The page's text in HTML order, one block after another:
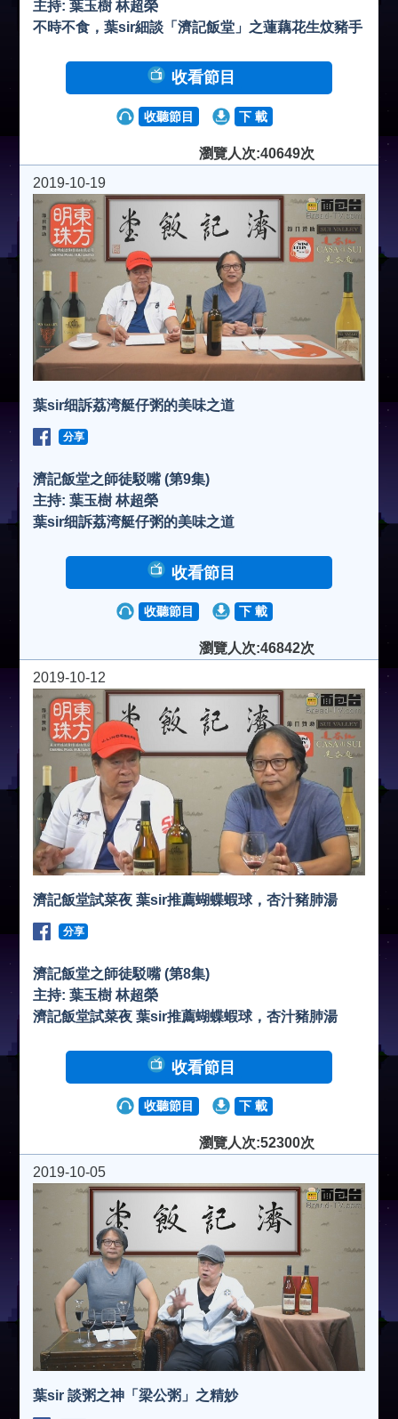
主持: 葉玉樹 林超榮
不時不食，葉sir細談「濟記飯堂」之蓮藕花生炆豬手
收看節目
收聽節目 下 載
瀏覽人次:40649次
2019-10-19
葉sir细訴荔湾艇仔粥的美味之道
分享
濟記飯堂之師徒駁嘴 (第9集)
主持: 葉玉樹 林超榮
葉sir细訴荔湾艇仔粥的美味之道
收看節目
收聽節目 下 載
瀏覽人次:46842次
2019-10-12
濟記飯堂試菜夜 葉sir推薦蝴蝶蝦球，杏汁豬肺湯
分享
濟記飯堂之師徒駁嘴 (第8集)
主持: 葉玉樹 林超榮
濟記飯堂試菜夜 葉sir推薦蝴蝶蝦球，杏汁豬肺湯
收看節目
收聽節目 下 載
瀏覽人次:52300次
2019-10-05
葉sir 談粥之神「梁公粥」之精妙